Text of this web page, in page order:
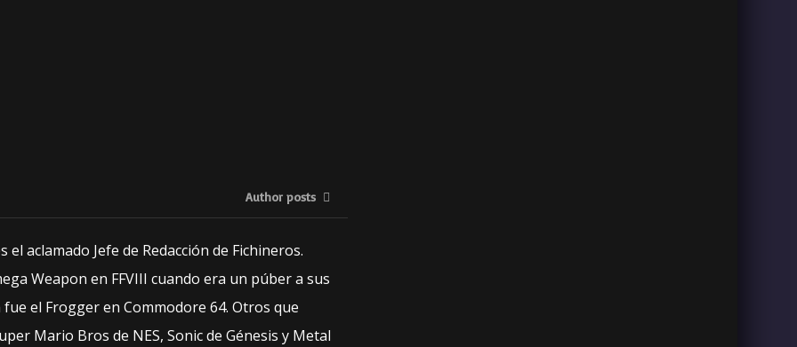
Author posts
aclamado Jefe de Redacción de Fichineros.
Weapon en FFVIII cuando era un púber a sus
fue el Frogger en Commodore 64. Otros que
Mario Bros de NES, Sonic de Génesis y Metal